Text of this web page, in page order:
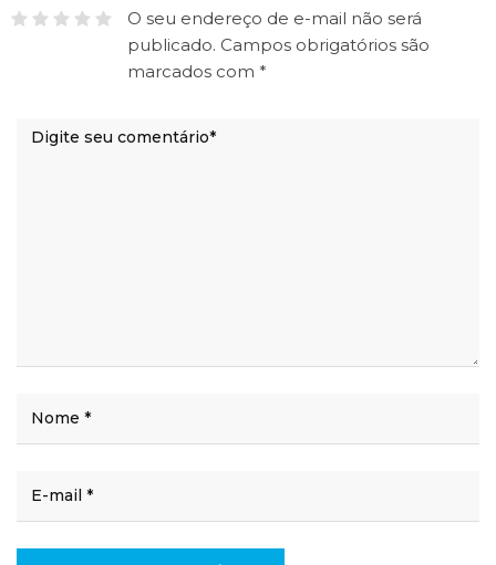
O seu endereço de e-mail não será
publicado. Campos obrigatórios são
marcados com *